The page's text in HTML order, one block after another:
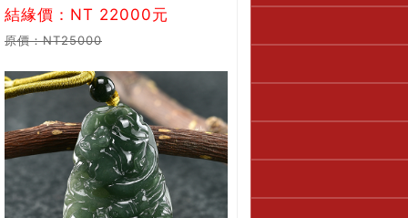
結緣價：NT 22000元
原價：NT25000